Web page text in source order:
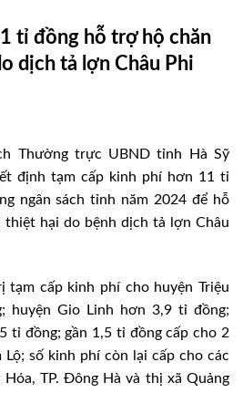
tỉ đồng hỗ trợ hộ chăn
dịch tả lợn Châu Phi
Thường trực UBND tỉnh Hà Sỹ
định tạm cấp kinh phí hơn 11 tỉ
ngân sách tỉnh năm 2024 để hỗ
hại do bệnh dịch tả lợn Châu
tạm cấp kinh phí cho huyện Triệu
huyện Gio Linh hơn 3,9 tỉ đồng;
tỉ đồng; gần 1,5 tỉ đồng cấp cho 2
Lộ; số kinh phí còn lại cấp cho các
TP. Đông Hà và thị xã Quảng